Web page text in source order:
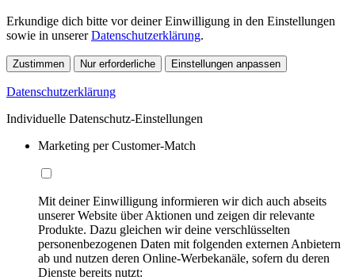
Erkundige dich bitte vor deiner Einwilligung in den Einstellungen
sowie in unsererDatenschutzerklärung.
Zustimmen Nur erforderliche Einstellungen anpassen
Datenschutzerklärung
Individuelle Datenschutz-Einstellungen
Marketing per Customer-Match
Mit deiner Einwilligung informieren wir dich auch abseits
unserer Website über Aktionen und zeigen dir relevante
Produkte. Dazu gleichen wir deine verschlüsselten
personenbezogenen Daten mit folgenden externen Anbietern
ab und nutzen deren Online-Werbekanäle, sofern du deren
Dienste bereits nutzt: